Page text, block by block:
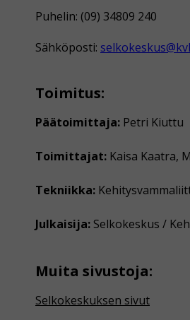
Puhelin: (09) 34809 240
Sähköposti:
Toimitus:
Päätoimittaja: Petri Kiuttu
Toimittajat: Kaisa Kaatra,
Tekniikka:
Julkaisija: Selkokeskus /
Muita sivustoja:
Selkokeskuksen sivut